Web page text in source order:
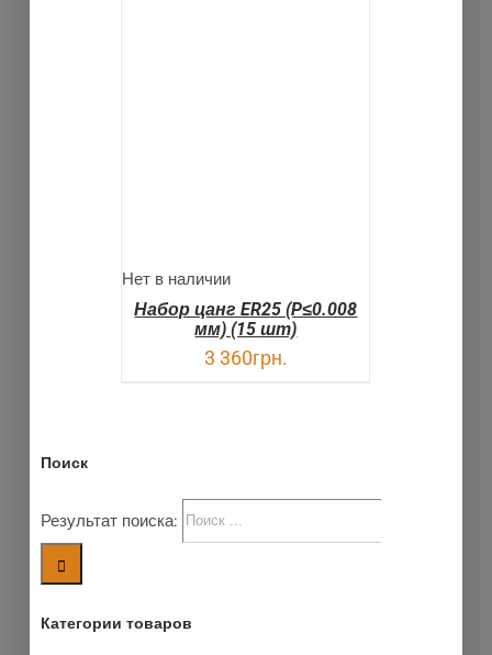
Нет в наличии
Набор цанг ER25 (P≤0.008
мм) (15 шт)
3 360грн.
Поиск
Результат поиска:
Категории товаров